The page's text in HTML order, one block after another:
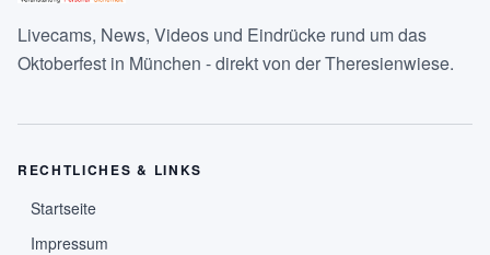
Livecams, News, Videos und Eindrücke rund um das
Oktoberfest in München - direkt von der Theresienwiese.
RECHTLICHES & LINKS
Startseite
Impressum